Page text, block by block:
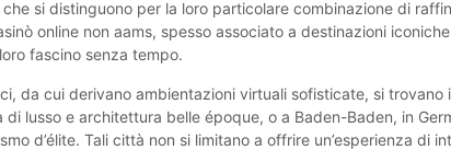
si distinguono per la loro particolare combinazione di
online non aams, spesso associato a destinazioni
fascino senza tempo.
da cui derivano ambientazioni virtuali sofisticate, si
di lusso e architettura belle époque, o a Baden-Baden, in
d’élite. Tali città non si limitano a offrire un’esperienza di